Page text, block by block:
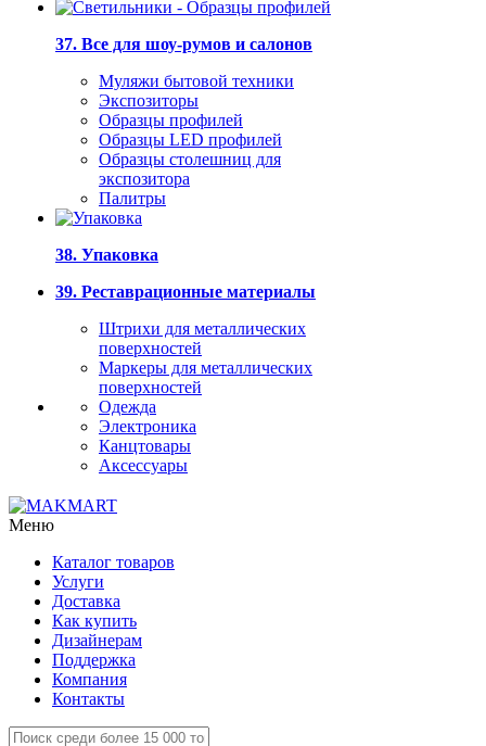
37. Все для шоу-румов и салонов
Муляжи бытовой техники
Экспозиторы
Образцы профилей
Образцы LED профилей
Образцы столешниц для
экспозитора
Палитры
38. Упаковка
39. Реставрационные материалы
Штрихи для металлических
поверхностей
Маркеры для металлических
поверхностей
Одежда
Электроника
Канцтовары
Аксессуары
Меню
Каталог товаров
Услуги
Доставка
Как купить
Дизайнерам
Поддержка
Компания
Контакты